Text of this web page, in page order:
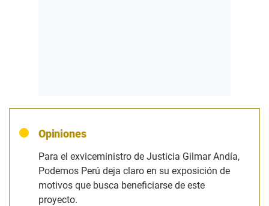
Opiniones
Para el exviceministro de Justicia Gilmar Andía,
Podemos Perú deja claro en su exposición de
motivos que busca beneficiarse de este
proyecto.